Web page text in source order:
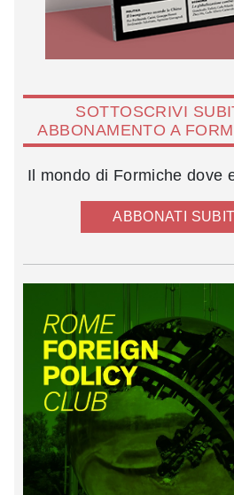
SOTTOSCRIVI
ABBONAMENTO A
Il mondo di Formiche dove
ABBONATI